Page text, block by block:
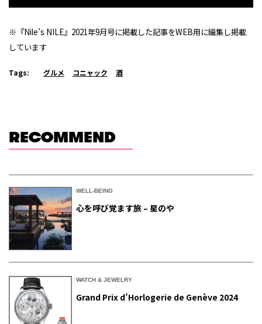
※『Nile’s NILE』2021年9月号に掲載した記事をWEB用に編集し掲載
しています
Tags: グルメ コニャック 酒
RECOMMEND
WELL-BEING
心を呼び覚ます旅 – 星のや
WATCH & JEWELRY
Grand Prix d’Horlogerie de Genève 2024